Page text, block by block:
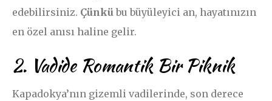
edebilirsiniz. Çünkübu büyüleyici an, hayatınızın
en özel anısı haline gelir.
2. Vadide Romantik Bir Piknik
Kapadokya’nın gizemli vadilerinde, son derece